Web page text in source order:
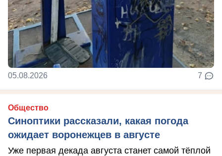
05.08.2026 7
Общество
Синоптики рассказали, какая погода
ожидает воронежцев в августе
Уже первая декада августа станет самой тёплой